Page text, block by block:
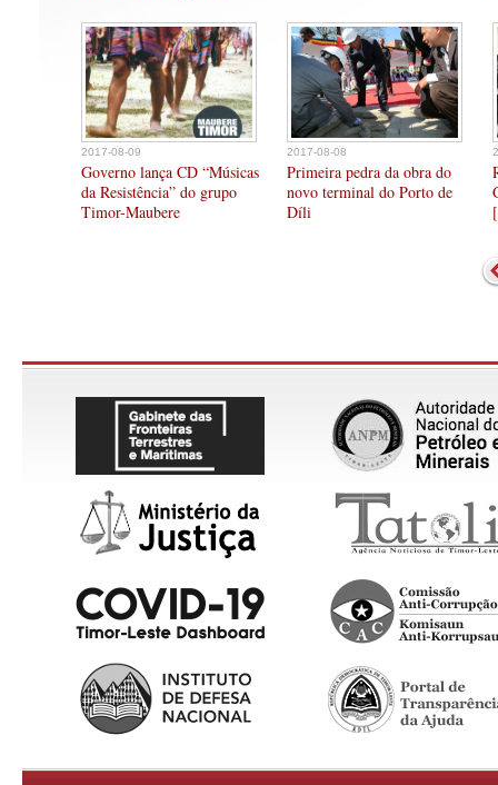
2017-08-09
Governo lança CD “Músicas
da Resistência” do grupo
Timor-Maubere
2017-08-08
Primeira pedra da obra do
novo terminal do Porto de
Díli